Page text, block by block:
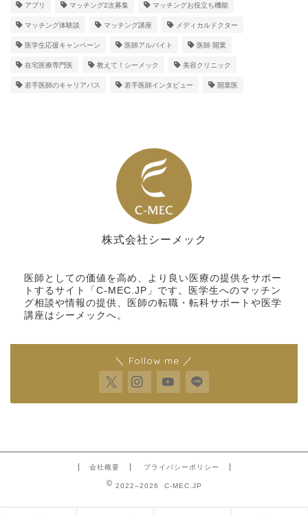
アプリ マッチング2次募集 マッチングお役立ち機能
マッチング体験談 マッチング講座 メディカルドクター
医学生応援キャンペーン 医師アルバイト 医師 開業
在宅医療専門医 教えて！シーメック 美容クリニック
若手医師のキャリアパス 若手医師インタビュー 開業医
株式会社シーメック
医師としての価値を高め、より良い医療の提供をサポー
トするサイト「C-MEC.JP」です。医学生へのマッチン
グ相談や情報の提供、医師の転職・転科サポートや医学
講座はシーメックへ。
＼ Follow me ／
会社概要 プライバシーポリシー
2022–2026 C-MEC.JP